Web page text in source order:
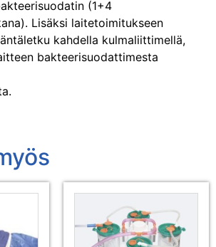
(1+4
Lisäksi laitetoimitukseen
kahdella kulmaliittimellä,
bakteerisuodattimesta